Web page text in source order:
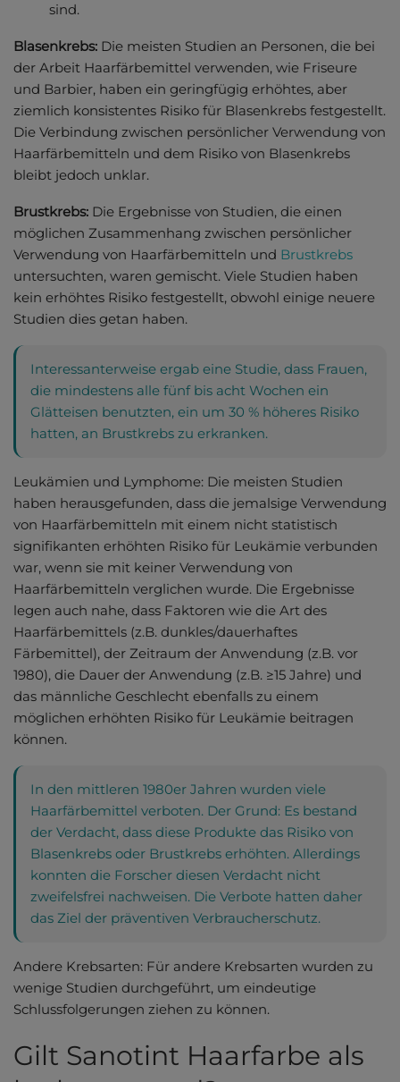
sind.
Blasenkrebs: Die meisten Studien an Personen, die bei
der Arbeit Haarfärbemittel verwenden, wie Friseure
und Barbier, haben ein geringfügig erhöhtes, aber
ziemlich konsistentes Risiko für Blasenkrebs festgestellt.
Die Verbindung zwischen persönlicher Verwendung von
Haarfärbemitteln und dem Risiko von Blasenkrebs
bleibt jedoch unklar.
Brustkrebs: Die Ergebnisse von Studien, die einen
möglichen Zusammenhang zwischen persönlicher
Verwendung von Haarfärbemitteln und Brustkrebs
untersuchten, waren gemischt. Viele Studien haben
kein erhöhtes Risiko festgestellt, obwohl einige neuere
Studien dies getan haben.
Interessanterweise ergab eine Studie, dass Frauen,
die mindestens alle fünf bis acht Wochen ein
Glätteisen benutzten, ein um 30 % höheres Risiko
hatten, an Brustkrebs zu erkranken.
Leukämien und Lymphome: Die meisten Studien
haben herausgefunden, dass die jemalsige Verwendung
von Haarfärbemitteln mit einem nicht statistisch
signifikanten erhöhten Risiko für Leukämie verbunden
war, wenn sie mit keiner Verwendung von
Haarfärbemitteln verglichen wurde. Die Ergebnisse
legen auch nahe, dass Faktoren wie die Art des
Haarfärbemittels (z.B. dunkles/dauerhaftes
Färbemittel), der Zeitraum der Anwendung (z.B. vor
1980), die Dauer der Anwendung (z.B. ≥15 Jahre) und
das männliche Geschlecht ebenfalls zu einem
möglichen erhöhten Risiko für Leukämie beitragen
können.
In den mittleren 1980er Jahren wurden viele
Haarfärbemittel verboten. Der Grund: Es bestand
der Verdacht, dass diese Produkte das Risiko von
Blasenkrebs oder Brustkrebs erhöhten. Allerdings
konnten die Forscher diesen Verdacht nicht
zweifelsfrei nachweisen. Die Verbote hatten daher
das Ziel der präventiven Verbraucherschutz.
Andere Krebsarten: Für andere Krebsarten wurden zu
wenige Studien durchgeführt, um eindeutige
Schlussfolgerungen ziehen zu können.
Gilt Sanotint Haarfarbe als